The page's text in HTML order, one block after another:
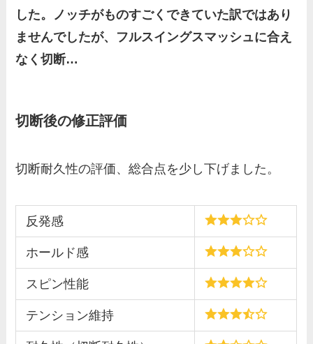
した。ノッチがものすごくできていた訳ではあり
ませんでしたが、フルスイングスマッシュに合え
なく切断…
切断後の修正評価
切断耐久性の評価、総合点を少し下げました。
反発感
ホールド感
スピン性能
テンション維持